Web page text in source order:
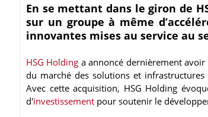
En se mettant dans le giron de
sur un groupe à même
innovantes mises au service au
HSG Holding a annoncé dernièrement
du marché des solutions et
Avec cette acquisition, HSG Holding
d'investissement pour soutenir le